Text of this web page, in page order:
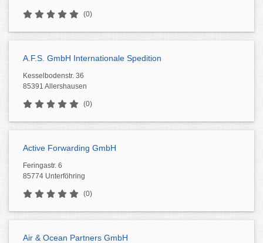
(0)
A.F.S. GmbH Internationale Spedition
Kesselbodenstr. 36
85391 Allershausen
(0)
Active Forwarding GmbH
Feringastr. 6
85774 Unterföhring
(0)
Air & Ocean Partners GmbH